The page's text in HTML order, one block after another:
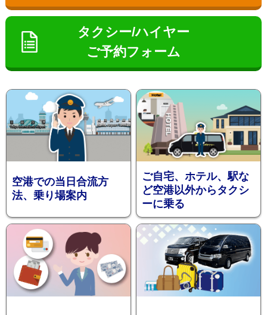
インフ
ォメー
タクシー/ハイヤー
ご予約フォーム
空港での当日合流方
法、乗り場案内
ご自宅、ホテル、駅な
ど空港以外からタクシ
ーに乗る